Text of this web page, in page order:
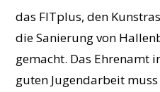
das FITplus, den
die Sanierung von
gemacht. Das Ehrenamt
guten Jugendarbeit